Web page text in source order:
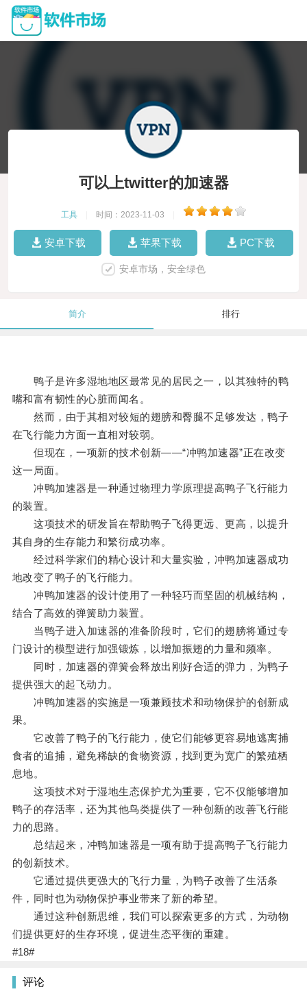
可以上twitter的加速器
工具 时间：2023-11-03
安卓下载 苹果下载 PC下载
安卓市场，安全绿色
简介 排行
鸭子是许多湿地地区最常见的居民之一，以其独特的鸭
嘴和富有韧性的心脏而闻名。
然而，由于其相对较短的翅膀和臀腿不足够发达，鸭子
在飞行能力方面一直相对较弱。
但现在，一项新的技术创新——“冲鸭加速器”正在改变
这一局面。
冲鸭加速器是一种通过物理力学原理提高鸭子飞行能力
的装置。
这项技术的研发旨在帮助鸭子飞得更远、更高，以提升
其自身的生存能力和繁衍成功率。
经过科学家们的精心设计和大量实验，冲鸭加速器成功
地改变了鸭子的飞行能力。
冲鸭加速器的设计使用了一种轻巧而坚固的机械结构，
结合了高效的弹簧助力装置。
当鸭子进入加速器的准备阶段时，它们的翅膀将通过专
门设计的模型进行加强锻炼，以增加振翅的力量和频率。
同时，加速器的弹簧会释放出刚好合适的弹力，为鸭子
提供强大的起飞动力。
冲鸭加速器的实施是一项兼顾技术和动物保护的创新成
果。
它改善了鸭子的飞行能力，使它们能够更容易地逃离捕
食者的追捕，避免稀缺的食物资源，找到更为宽广的繁殖栖
息地。
这项技术对于湿地生态保护尤为重要，它不仅能够增加
鸭子的存活率，还为其他鸟类提供了一种创新的改善飞行能
力的思路。
总结起来，冲鸭加速器是一项有助于提高鸭子飞行能力
的创新技术。
它通过提供更强大的飞行力量，为鸭子改善了生活条
件，同时也为动物保护事业带来了新的希望。
通过这种创新思维，我们可以探索更多的方式，为动物
们提供更好的生存环境，促进生态平衡的重建。
#18#
评论